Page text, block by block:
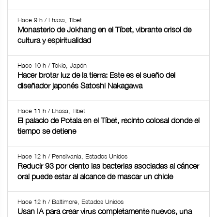
Hace 9 h / Lhasa, Tíbet
Monasterio de Jokhang en el Tíbet, vibrante crisol de
cultura y espiritualidad
Hace 10 h / Tokio, Japón
Hacer brotar luz de la tierra: Este es el sueño del
diseñador japonés Satoshi Nakagawa
Hace 11 h / Lhasa, Tíbet
El palacio de Potala en el Tíbet, recinto colosal donde el
tiempo se detiene
Hace 12 h / Pensilvania, Estados Unidos
Reducir 93 por ciento las bacterias asociadas al cáncer
oral puede estar al alcance de mascar un chicle
Hace 12 h / Baltimore, Estados Unidos
Usan IA para crear virus completamente nuevos, una